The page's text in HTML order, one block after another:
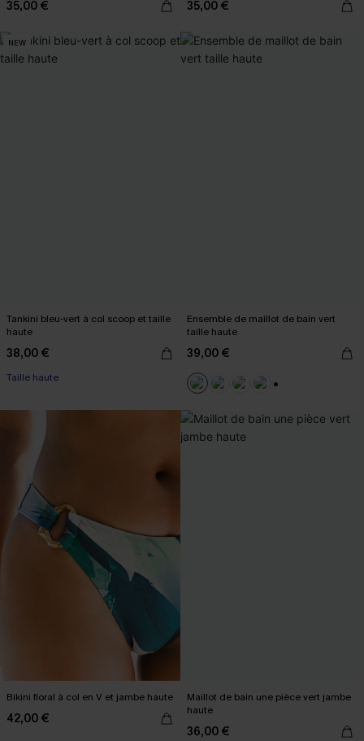
35,00 € 35,00 €
NEW
Tankini bleu-vert à col scoop et taille
haute
38,00 €
Taille haute
Ensemble de maillot de bain vert
taille haute
39,00 €
Bikini floral à col en V et jambe haute
42,00 €
Maillot de bain une pièce vert jambe
haute
36,00 €